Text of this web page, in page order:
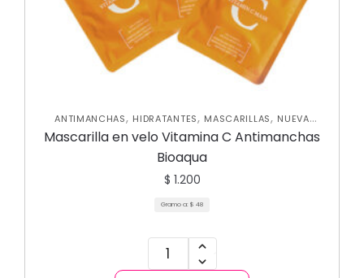
ANTIMANCHAS, HIDRATANTES, MASCARILLAS, NUEVA
COLECCIÓN
ROSTRO SKIN CARE FACIAL
UNCATEGORIZED
Mascarilla en velo Vitamina C Antimanchas
Bioaqua
$ 1.200
Gramo a: $ 48